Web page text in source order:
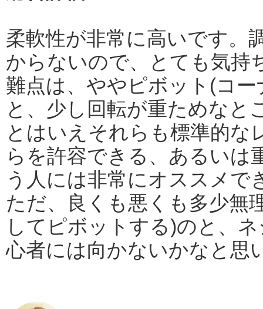
柔軟性が非常に高いです。
からないので、とても気持
難点は、ややピボット(コ
と、少し回転が重ためなと
とはいえそれらも標準的な
らを許容できる、あるいは
う人には非常にオススメで
ただ、良くも悪くも多少無
してピボットする)のと、
心者には向かないかなと思